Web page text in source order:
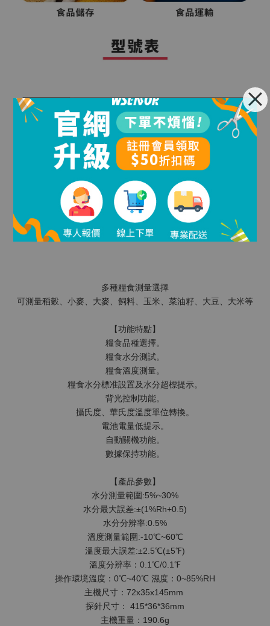
多種糧食測量選擇
可測量稻穀、小麥、大麥、飼料、玉米、菜油籽、大豆、大米等
【功能特點】
糧食品種選擇。
糧食水分測試。
糧食溫度測量。
糧食水分標准設置及水分超標提示。
背光控制功能。
攝氏度、華氏度溫度單位轉換。
電池電量低提示。
自動關機功能。
數據保持功能。
【產品參數】
水分測量範圍:5%~30%
水分最大誤差:±(1%Rh+0.5)
水分分辨率:0.5%
溫度測量範圍:-10℃~60℃
溫度最大誤差:±2.5℃(±5℉)
溫度分辨率：0.1℃/0.1℉
操作環境溫度：0℃~40℃ 濕度：0~85%RH
主機尺寸：72x35x145mm
探針尺寸： 415*36*36mm
主機重量：190.6g